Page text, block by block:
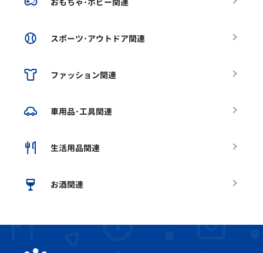
スポーツ･アウトドア関連
ファッション関連
車用品･工具関連
生活用品関連
お酒関連